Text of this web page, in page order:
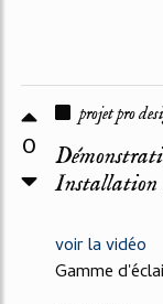
0
projet pro
voir la vidéo
Gamme